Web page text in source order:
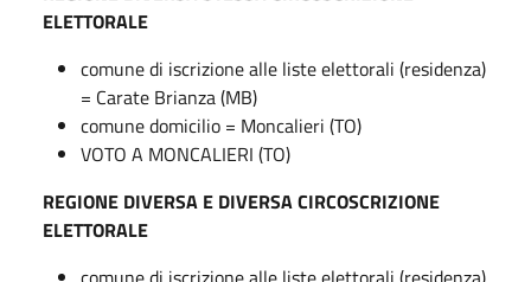
ELETTORALE
comune di iscrizione alle liste elettorali (residenza)
= Carate Brianza (MB)
comune domicilio = Moncalieri (TO)
VOTO A MONCALIERI (TO)
REGIONE DIVERSA E DIVERSA CIRCOSCRIZIONE
ELETTORALE